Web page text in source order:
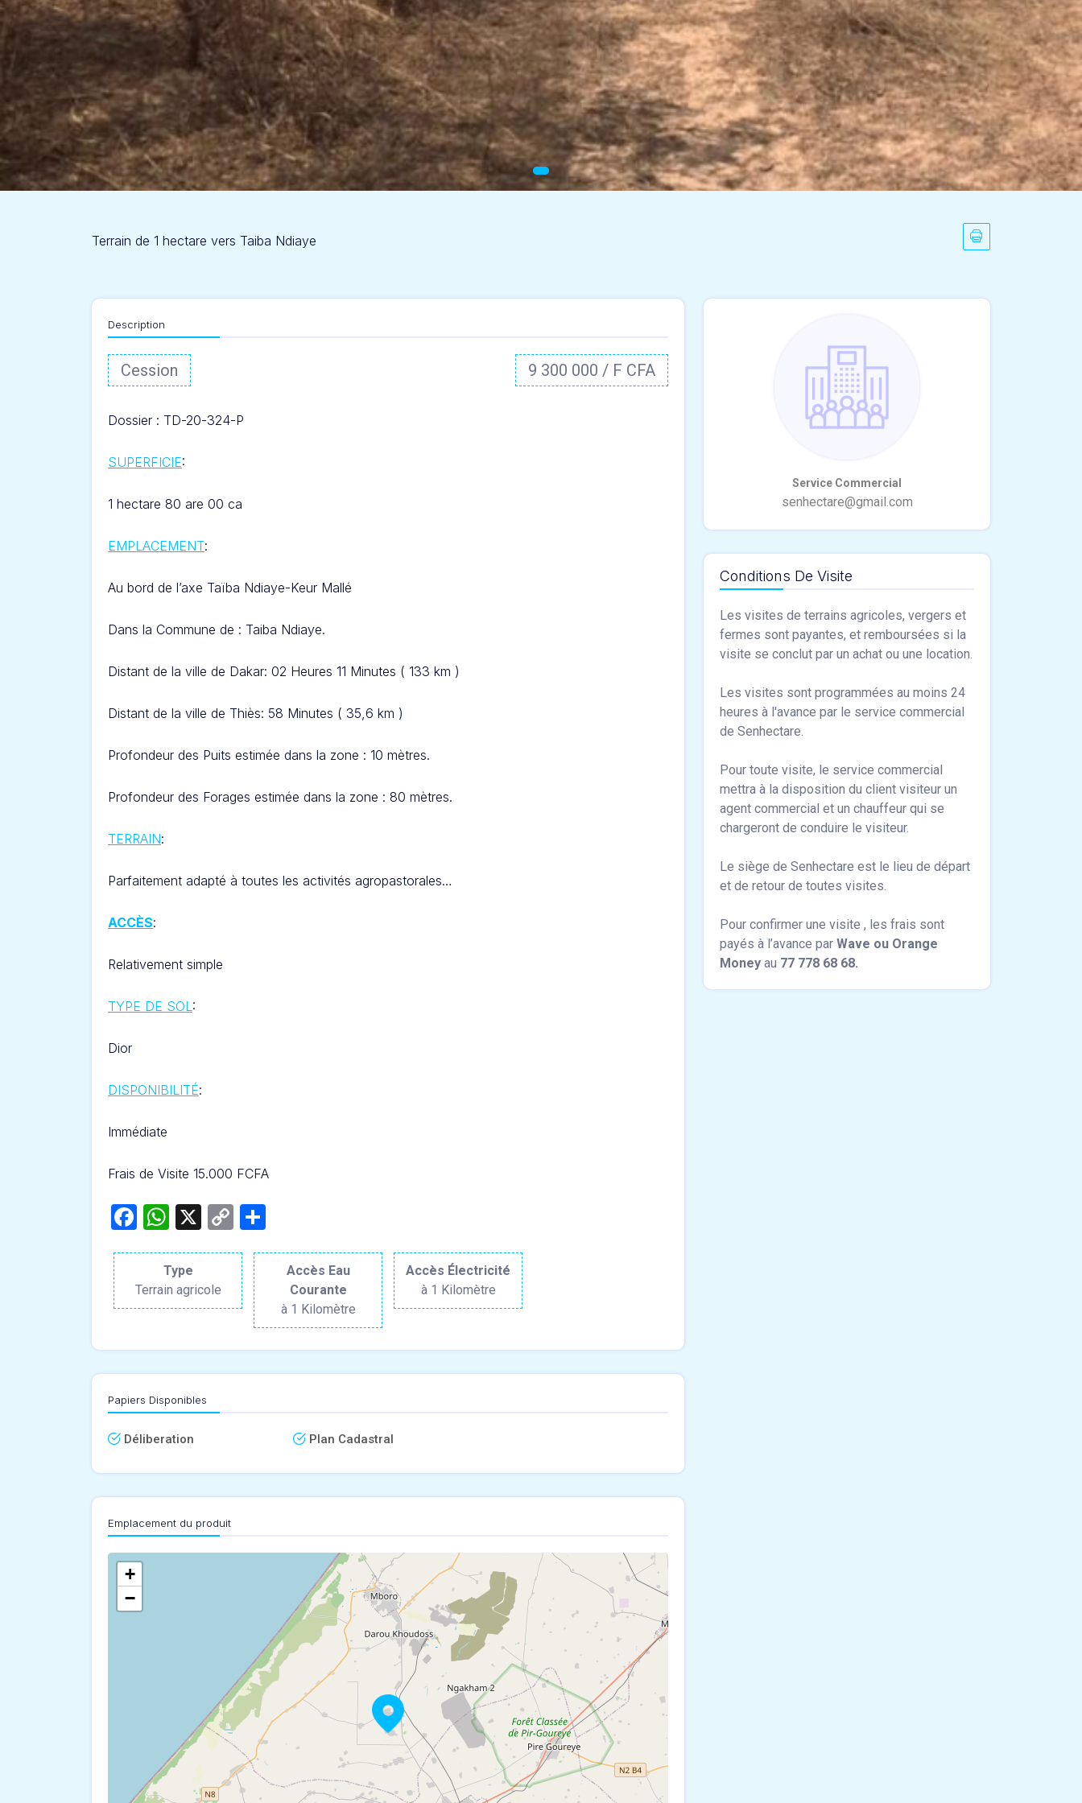
Terrain de 1 hectare vers Taiba Ndiaye
Description
Cession 9 300 000 / F CFA
Dossier : TD-20-324-P
SUPERFICIE:
1 hectare 80 are 00 ca
EMPLACEMENT:
Au bord de l’axe Taïba Ndiaye-Keur Mallé
Dans la Commune de : Taiba Ndiaye.
Distant de la ville de Dakar: 02 Heures 11 Minutes ( 133 km )
Distant de la ville de Thiès: 58 Minutes ( 35,6 km )
Profondeur des Puits estimée dans la zone : 10 mètres.
Profondeur des Forages estimée dans la zone : 80 mètres.
TERRAIN:
Parfaitement adapté à toutes les activités agropastorales…
ACCÈS:
Relativement simple
TYPE DE SOL:
Dior
DISPONIBILITÉ:
Immédiate
Frais de Visite 15.000 FCFA
Facebook
WhatsApp
X
Copy
Type
Terrain agricole
Accès Eau
Courante
à 1 Kilomètre
Accès Électricité
à 1 Kilomètre
Papiers Disponibles
Déliberation Plan Cadastral
Emplacement du produit
+
−
Conditions De Visite
Les visites de terrains agricoles, vergers et
fermes sont payantes, et remboursées si la
visite se conclut par un achat ou une location.
Les visites sont programmées au moins 24
heures à l'avance par le service commercial
de Senhectare.
Pour toute visite, le service commercial
mettra à la disposition du client visiteur un
agent commercial et un chauffeur qui se
chargeront de conduire le visiteur.
Le siège de Senhectare est le lieu de départ
et de retour de toutes visites.
Pour confirmer une visite , les frais sont
payés à l’avance par Wave ou Orange
Money au 77 778 68 68.